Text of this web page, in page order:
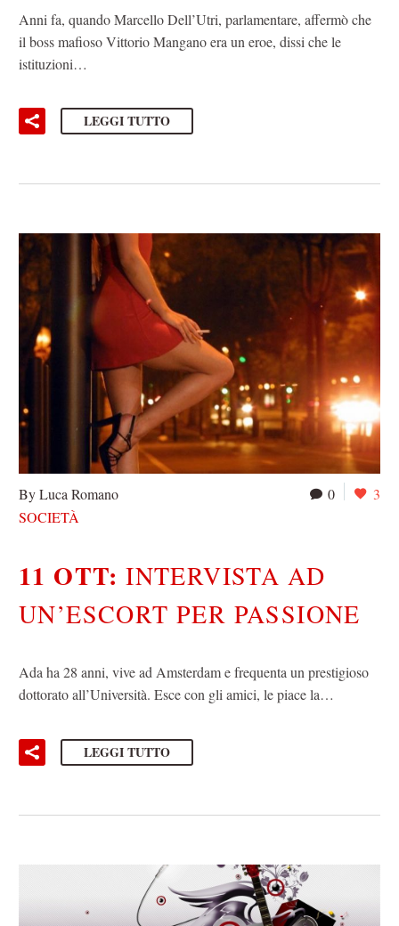
Anni fa, quando Marcello Dell’Utri, parlamentare, affermò che
il boss mafioso Vittorio Mangano era un eroe, dissi che le
istituzioni…
LEGGI TUTTO
0 3
By Luca Romano
SOCIETÀ
11 OTT:INTERVISTA AD
UN’ESCORT PER PASSIONE
Ada ha 28 anni, vive ad Amsterdam e frequenta un prestigioso
dottorato all’Università. Esce con gli amici, le piace la…
LEGGI TUTTO